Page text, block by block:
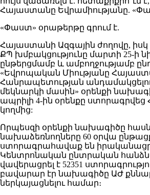
«Փաստ» օրաթերթը գրում է.
Հայաստանի Ազգային ժողովը, իսկ
ՔՊ խմբակցությունը մարտի 25-ի
ընթերցմամբ և ամբողջությամբ
«Եվրոպական Միությանը
Հանրապետության
մեկնարկի մասին» օրենքի
ապրիլի 4-ին օրենքը
կողմից:
Որպեսզի օրենքի նախագիծը
նախաձեռնողները 60 օրվա
ստորագրահավաք են
Կենտրոնական ընտրական
վավերացրել է 52351
բավարար էր նախագիծը ԱԺ
ներկայացնելու համար։